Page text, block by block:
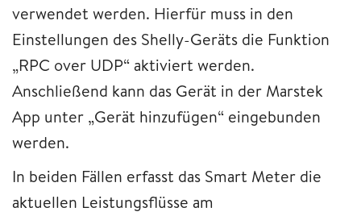
verwendet werden. Hierfür muss in den
Einstellungen des Shelly-Geräts die Funktion
„RPC over UDP“ aktiviert werden.
Anschließend kann das Gerät in der Marstek
App unter „Gerät hinzufügen“ eingebunden
werden.
In beiden Fällen erfasst das Smart Meter die
aktuellen Leistungsflüsse am